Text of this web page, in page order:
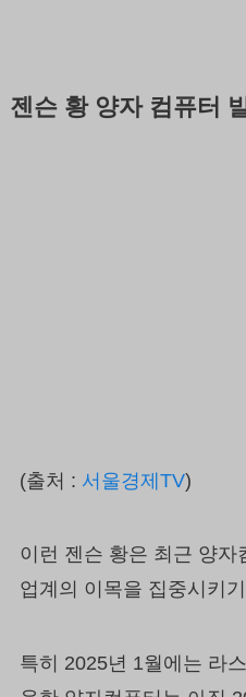
젠슨 황 양자 컴퓨터
(출처 : 서울경제TV)
이런 젠슨 황은 최근 양자
업계의 이목을 집중시키
특히 2025년 1월에는 라